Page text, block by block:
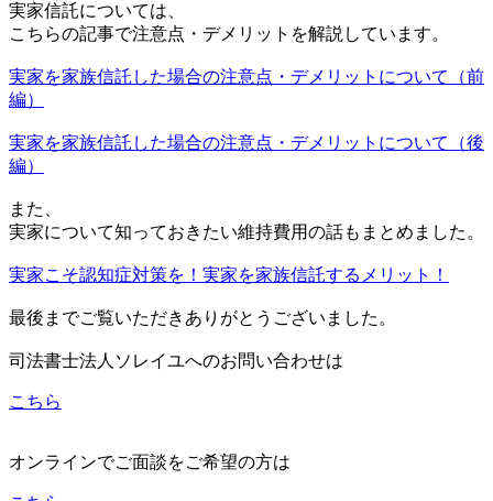
実家信託については、
こちらの記事で注意点・デメリットを解説しています。
実家を家族信託した場合の注意点・デメリットについて（前
編）
実家を家族信託した場合の注意点・デメリットについて（後
編）
また、
実家について知っておきたい維持費用の話もまとめました。
実家こそ認知症対策を！実家を家族信託するメリット！
最後までご覧いただきありがとうございました。
司法書士法人ソレイユへのお問い合わせは
こちら
オンラインでご面談をご希望の方は